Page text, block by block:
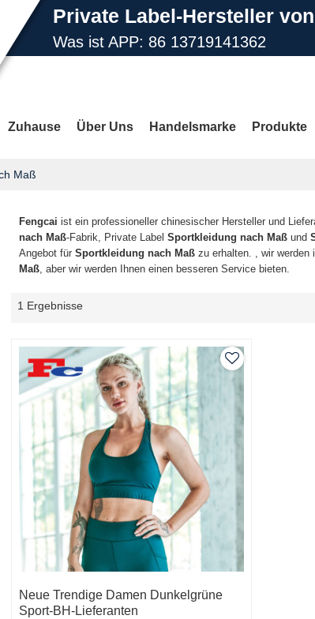
Private Label-Hersteller
Was ist APP: 86 13719141362
Zuhause Über Uns Handelsmarke Produkte
Nachrichten Kontaktiere Uns FAQ MEHR
Maß
Fengcai ist ein professioneller chinesischer Hersteller und
nach Maß-Fabrik, Private Label Sportkleidung nach Maß und
Angebot für Sportkleidung nach Maß zu erhalten. , wir werden
Maß, aber wir werden Ihnen einen besseren Service bieten.
1 Ergebnisse
Neue Trendige Damen Dunkelgrüne
Sport-BH-Lieferanten